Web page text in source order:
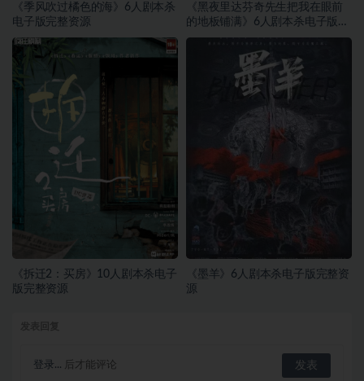
《季风吹过橘色的海》6人剧本杀
电子版完整资源
《黑夜里达芬奇先生把我在眼前
的地板铺满》6人剧本杀电子版完
整资源
《拆迁2：买房》10人剧本杀电子
版完整资源
《墨羊》6人剧本杀电子版完整资
源
登录... 后才能评论